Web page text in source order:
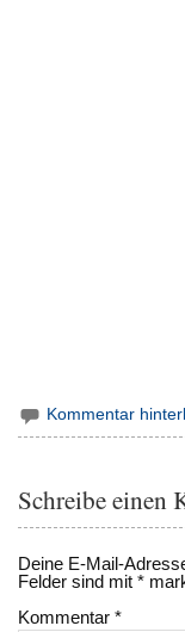
Kommentar
Schreibe einen
Deine E-Mail-
Felder sind mit*
Kommentar*